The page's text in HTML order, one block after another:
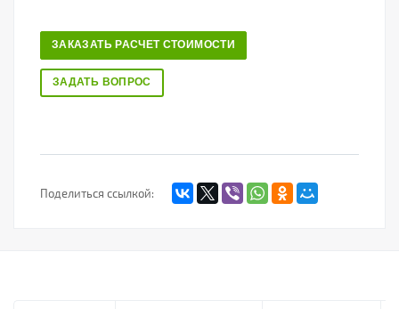
ЗАКАЗАТЬ РАСЧЕТ СТОИМОСТИ
ЗАДАТЬ ВОПРОС
Поделиться ссылкой: